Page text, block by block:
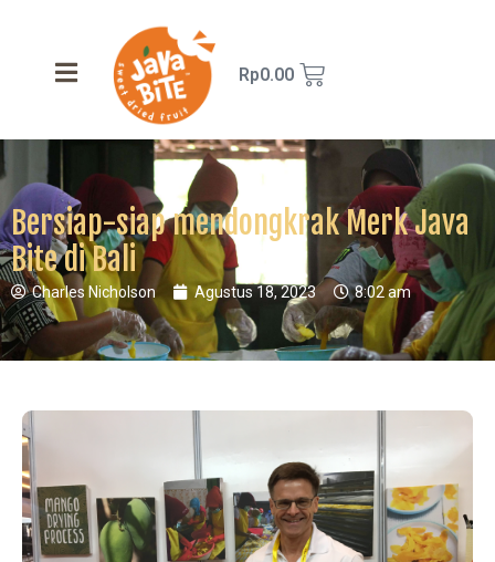
Rp0.00
Bersiap-siap mendongkrak Merk Java
Bite di Bali
Charles Nicholson Agustus 18, 2023 8:02 am